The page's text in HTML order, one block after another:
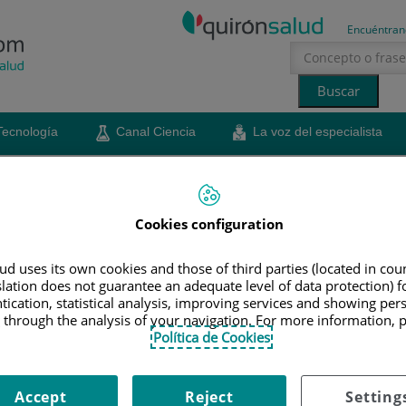
Canal Ciencia La voz del especialista
y cómo identificarlos
en Neumología del Hospital Universitari
los tipos de tos en los menores y nos explica
Cookies configuration
uses its own cookies and those of third parties (located in
does not guarantee an adequate level of data protection)
statistical analysis, improving services and showing
the analysis of your navigation. For more information,
Política de Cookies
Reject
Accept